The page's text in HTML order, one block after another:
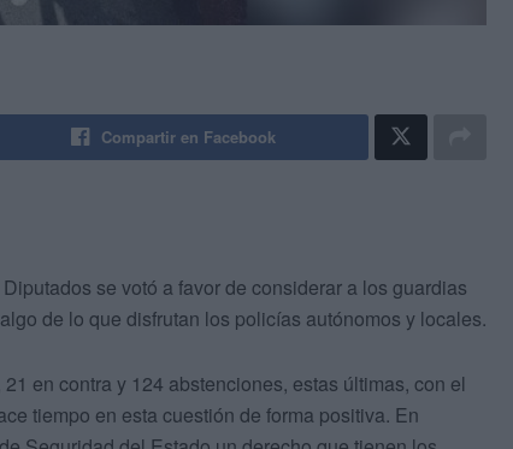
Compartir en Facebook
se votó a favor de considerar a los guardias
de lo que disfrutan los policías autónomos y locales.
en contra y 124 abstenciones, estas últimas, con el
tiempo en esta cuestión de forma positiva. En